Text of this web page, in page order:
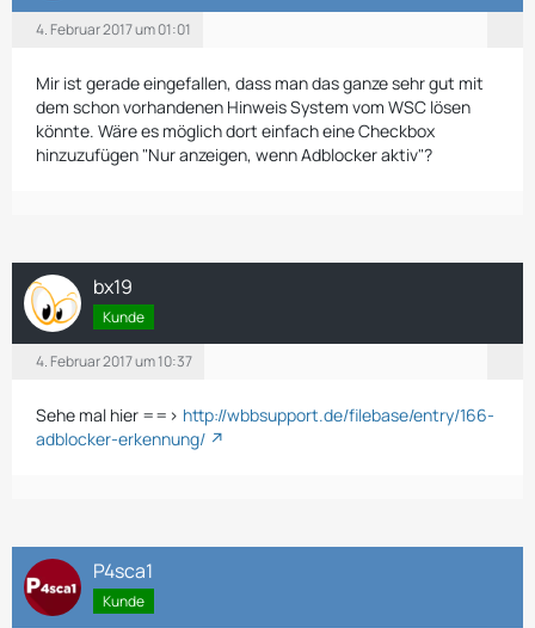
4. Februar 2017 um 01:01
Mir ist gerade eingefallen, dass man das ganze sehr gut mit
dem schon vorhandenen Hinweis System vom WSC lösen
könnte. Wäre es möglich dort einfach eine Checkbox
hinzuzufügen "Nur anzeigen, wenn Adblocker aktiv"?
bx19
Kunde
4. Februar 2017 um 10:37
Sehe mal hier ==> http://wbbsupport.de/filebase/entry/166-
adblocker-erkennung/
P4sca1
Kunde